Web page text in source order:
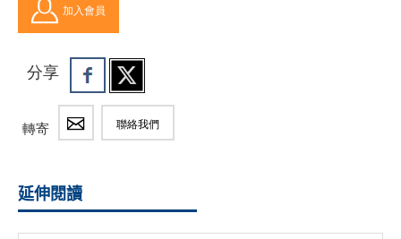
加入會員
分享
轉寄 聯絡我們
延伸閱讀